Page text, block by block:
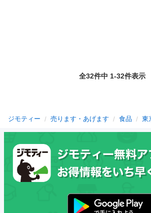
全32件中 1-32件表示
ジモティー 売ります・あげます 食品 東